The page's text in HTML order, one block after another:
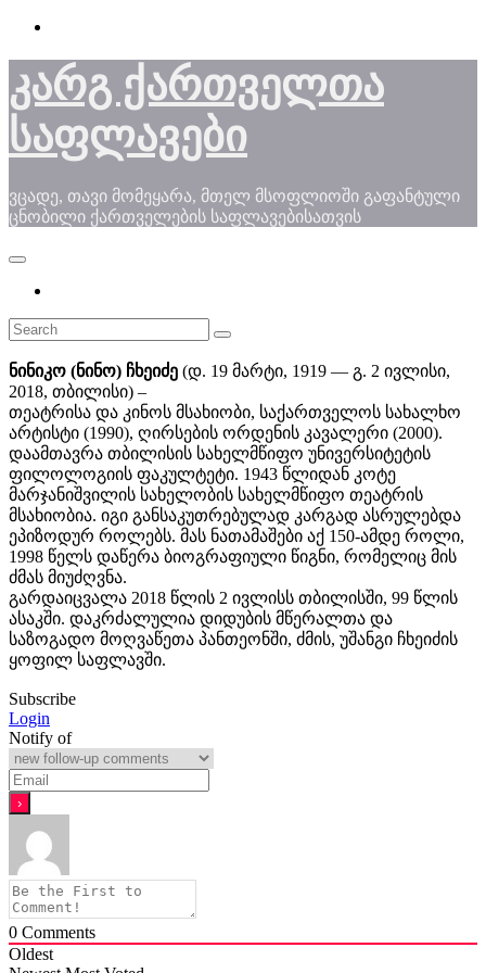
Skip
content
კარგ ქართველთა
საფლავები
ვცადე, თავი მომეყარა, მთელ მსოფლიოში გაფანტული
ცნობილი ქართველების საფლავებისათვის
ნინიკო (ნინო) ჩხეიძე (დ. 19 მარტი, 1919 — გ. 2 ივლისი,
2018, თბილისი) –
თეატრისა და კინოს მსახიობი, საქართველოს სახალხო
არტისტი (1990), ღირსების ორდენის კავალერი (2000).
დაამთავრა თბილისის სახელმწიფო უნივერსიტეტის
ფილოლოგიის ფაკულტეტი. 1943 წლიდან კოტე
მარჯანიშვილის სახელობის სახელმწიფო თეატრის
მსახიობია. იგი განსაკუთრებულად კარგად ასრულებდა
ეპიზოდურ როლებს. მას ნათამაშები აქ 150-ამდე როლი,
1998 წელს დაწერა ბიოგრაფიული წიგნი, რომელიც მის
ძმას მიუძღვნა.
გარდაიცვალა 2018 წლის 2 ივლისს თბილისში, 99 წლის
ასაკში. დაკრძალულია დიდუბის მწერალთა და
საზოგადო მოღვაწეთა პანთეონში, ძმის, უშანგი ჩხეიძის
ყოფილ საფლავში.
Subscribe
Login
Notify of
0 Comments
Oldest